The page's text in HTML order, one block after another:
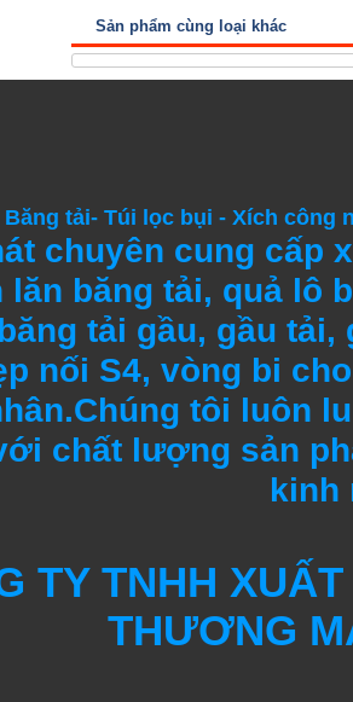
Sản phẩm cùng loại khác
Băng tải- Túi lọc bụi - Xích công
chuyên cung cấp
lăn băng tải, quả lô
băng tải gầu, gầu tải,
nối S4, vòng bi
Chúng tôi luôn
chất lượng sản
kinh
TY TNHH
THƯƠNG